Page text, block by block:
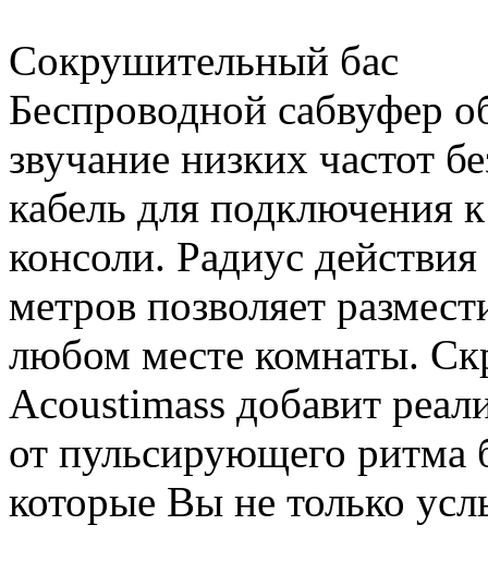
Сокрушительный бас
Беспроводной сабвуфер
звучание низких частот
кабель для подключения
консоли. Радиус
метров позволяет
любом месте комнаты.
Acoustimass добавит
от пульсирующего ритма
которые Вы не только